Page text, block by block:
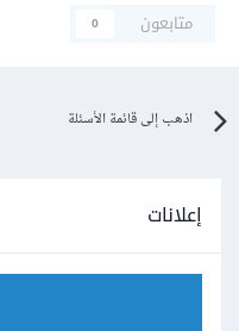
متابعون
0
اذهب إلى قائمة الأسئلة
إعلانات